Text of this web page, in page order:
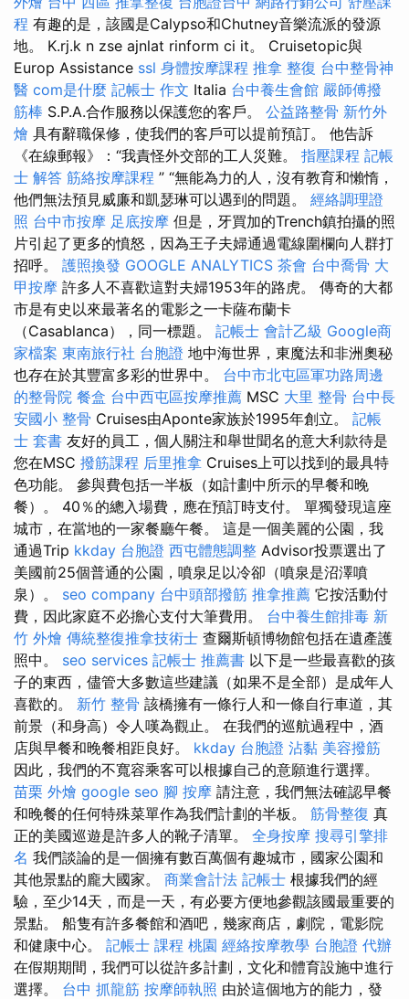
程 有趣的是，該國是Calypso和Chutney音樂流派的發源
地。 K.rj.k n zse ajnlat rinform ci it。 Cruisetopic與
Europ Assistance ssl 身體按摩課程 推拿 整復 台中整骨神
醫 com是什麼 記帳士 作文 Italia 台中養生會館 嚴師傅撥
筋棒 S.P.A.合作服務以保護您的客戶。 公益路整骨 新竹外
燴 具有辭職保修，使我們的客戶可以提前預訂。 他告訴
《在線郵報》：“我責怪外交部的工人災難。 指壓課程 記帳
士 解答 筋絡按摩課程 ” “無能為力的人，沒有教育和懶惰，
他們無法預見威廉和凱瑟琳可以遇到的問題。 經絡調理證
照 台中市按摩 足底按摩 但是，牙買加的Trench鎮拍攝的照
片引起了更多的憤怒，因為王子夫婦通過電線圍欄向人群打
招呼。 護照換發 GOOGLE ANALYTICS 茶會 台中喬骨 大
甲按摩 許多人不喜歡這對夫婦1953年的路虎。 傳奇的大都
市是有史以來最著名的電影之一卡薩布蘭卡
（Casablanca），同一標題。 記帳士 會計乙級 Google商
家檔案 東南旅行社 台胞證 地中海世界，東魔法和非洲奧秘
也存在於其豐富多彩的世界中。 台中市北屯區軍功路周邊
的整骨院 餐盒 台中西屯區按摩推薦 MSC 大里 整骨 台中長
安國小 整骨 Cruises由Aponte家族於1995年創立。 記帳
士 套書 友好的員工，個人關注和舉世聞名的意大利款待是
您在MSC 撥筋課程 后里推拿 Cruises上可以找到的最具特
色功能。 參與費包括一半板（如計劃中所示的早餐和晚
餐）。 40％的總入場費，應在預訂時支付。 單獨發現這座
城市，在當地的一家餐廳午餐。 這是一個美麗的公園，我
通過Trip kkday 台胞證 西屯體態調整 Advisor投票選出了
美國前25個普通的公園，噴泉足以冷卻（噴泉是沼澤噴
泉）。 seo company 台中頭部撥筋 推拿推薦 它按活動付
費，因此家庭不必擔心支付大筆費用。 台中養生館排毒 新
竹 外燴 傳統整復推拿技術士 查爾斯頓博物館包括在遺產護
照中。 seo services 記帳士 推薦書 以下是一些最喜歡的孩
子的東西，儘管大多數這些建議（如果不是全部）是成年人
喜歡的。 新竹 整骨 該橋擁有一條行人和一條自行車道，其
前景（和身高）令人嘆為觀止。 在我們的巡航過程中，酒
店與早餐和晚餐相距良好。 kkday 台胞證 沾黏 美容撥筋
因此，我們的不寬容乘客可以根據自己的意願進行選擇。
苗栗 外燴 google seo 腳 按摩 請注意，我們無法確認早餐
和晚餐的任何特殊菜單作為我們計劃的半板。 筋骨整復 真
正的美國巡遊是許多人的靴子清單。 全身按摩 搜尋引擎排
名 我們談論的是一個擁有數百萬個有趣城市，國家公園和
其他景點的龐大國家。 商業會計法 記帳士 根據我們的經
驗，至少14天，而是一天，有必要方便地參觀該國最重要的
景點。 船隻有許多餐館和酒吧，幾家商店，劇院，電影院
和健康中心。 記帳士 課程 桃園 經絡按摩教學 台胞證 代辦
在假期期間，我們可以從許多計劃，文化和體育設施中進行
選擇。 台中 抓龍筋 按摩師執照 由於這個地方的能力，發